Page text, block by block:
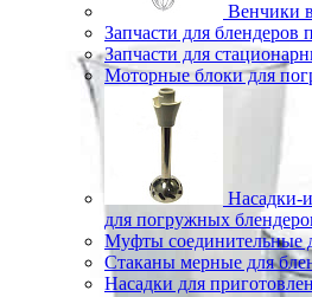
Венчики
Запчасти для блендеров
Запчасти для
Моторные блоки для
Насадки-
для погружных
Муфты соединительные
Стаканы мерные для
Насадки для